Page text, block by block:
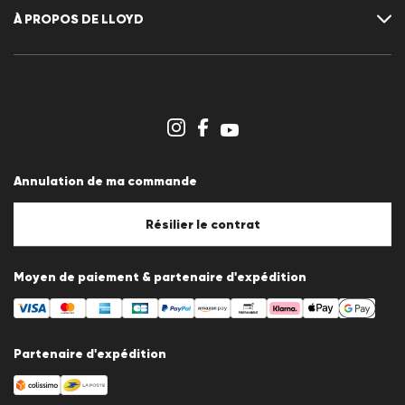
S'inscrir au newsletter
À PROPOS DE LLOYD
Système de dénonciation
Mentions légales
Politique en matière de cookies
Paramètres des cookies
Annulation de ma commande
Résilier le contrat
Moyen de paiement & partenaire d'expédition
Partenaire d'expédition